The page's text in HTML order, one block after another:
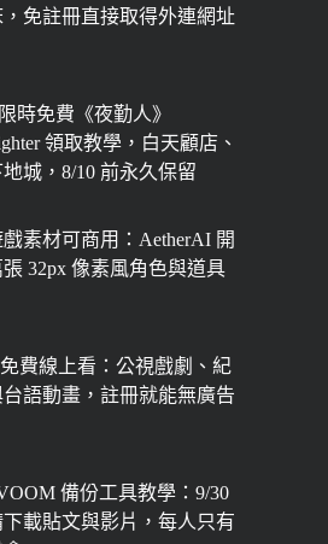
，免註冊直接取得外連網址
時免費《夜勤人》
領取教學，白天顧店、
城，8/10 前永久保留
素材可商用：AetherAI 開
32px 像素風角色與道具
費線上看：公視戲劇、紀
語動畫，註冊就能無廣告
備份工具教學：9/30
載貼文與影片，每人只有